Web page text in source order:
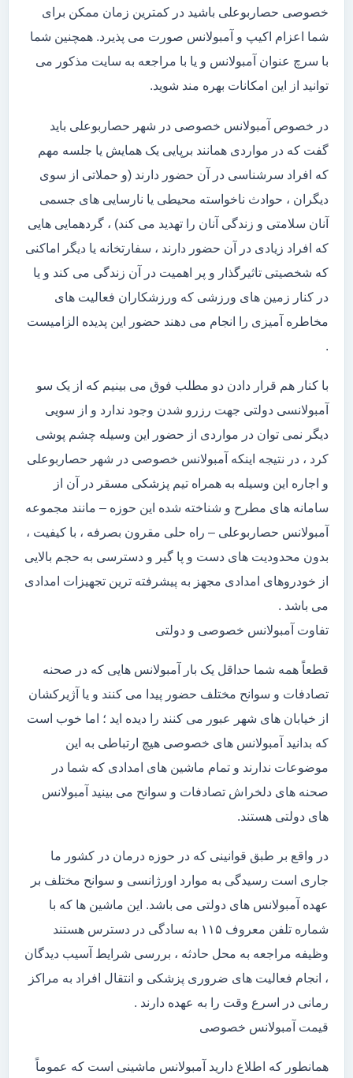
خصوصی حصاربوعلی باشید در کمترین زمان ممکن برای
شما اعزام اکیپ و آمبولانس صورت می پذیرد. همچنین شما
با سرچ عنوان آمبولانس و یا با مراجعه به سایت مذکور می
توانید از این امکانات بهره مند شوید.
در خصوص آمبولانس خصوصی در شهر حصاربوعلی باید
گفت که در مواردی همانند برپایی یک همایش یا جلسه مهم
که افراد سرشناسی در آن حضور دارند (و حملاتی از سوی
دیگران ، حوادث ناخواسته محیطی یا نارسایی های جسمی
آنان سلامتی و زندگی آنان را تهدید می کند) ، گردهمایی هایی
که افراد زیادی در آن حضور دارند ، سفارتخانه یا دیگر اماکنی
که شخصیتی تاثیرگذار و پر اهمیت در آن زندگی می کند و یا
در کنار زمین های ورزشی که ورزشکاران فعالیت های
مخاطره آمیزی را انجام می دهند حضور این پدیده الزامیست
.
با کنار هم قرار دادن دو مطلب فوق می بینیم که از یک سو
آمبولانسی دولتی جهت رزرو شدن وجود ندارد و از سویی
دیگر نمی توان در مواردی از حضور این وسیله چشم پوشی
کرد ، در نتیجه اینکه آمبولانس خصوصی در شهر حصاربوعلی
و اجاره این وسیله به همراه تیم پزشکی مسقر در آن از
سامانه های مطرح و شناخته شده این حوزه – مانند مجموعه
آمبولانس حصاربوعلی – راه حلی مقرون بصرفه ، با کیفیت ،
بدون محدودیت های دست و پا گیر و دسترسی به حجم بالایی
از خودروهای امدادی مجهز به پیشرفته ترین تجهیزات امدادی
می باشد .
تفاوت آمبولانس خصوصی و دولتی
قطعاً همه شما حداقل یک بار آمبولانس هایی که در صحنه
تصادفات و سوانح مختلف حضور پیدا می کنند و یا آژیرکشان
از خیابان های شهر عبور می کنند را دیده اید ؛ اما خوب است
که بدانید آمبولانس های خصوصی هیچ ارتباطی به این
موضوعات ندارند و تمام ماشین های امدادی که شما در
صحنه های دلخراش تصادفات و سوانح می بینید آمبولانس
های دولتی هستند.
در واقع بر طبق قوانینی که در حوزه درمان در کشور ما
جاری است رسیدگی به موارد اورژانسی و سوانح مختلف بر
عهده آمبولانس های دولتی می باشد. این ماشین ها که با
شماره تلفن معروف ۱۱۵ به سادگی در دسترس هستند
وظیفه مراجعه به محل حادثه ، بررسی شرایط آسیب دیدگان
، انجام فعالیت های ضروری پزشکی و انتقال افراد به مراکز
رمانی در اسرع وقت را به عهده دارند .
قیمت آمبولانس خصوصی
همانطور که اطلاع دارید آمبولانس ماشینی است که عموماً